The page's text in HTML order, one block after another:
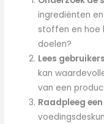
ingrediënten
stoffen en hoe
doelen?
Lees
kan
van een
Raadpleeg